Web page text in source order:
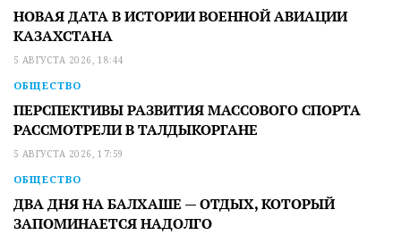
НОВАЯ ДАТА В ИСТОРИИ ВОЕННОЙ АВИАЦИИ
КАЗАХСТАНА
5 АВГУСТА 2026, 18:44
ОБЩЕСТВО
ПЕРСПЕКТИВЫ РАЗВИТИЯ МАССОВОГО СПОРТА
РАССМОТРЕЛИ В ТАЛДЫКОРГАНЕ
5 АВГУСТА 2026, 17:59
ОБЩЕСТВО
ДВА ДНЯ НА БАЛХАШЕ — ОТДЫХ, КОТОРЫЙ
ЗАПОМИНАЕТСЯ НАДОЛГО